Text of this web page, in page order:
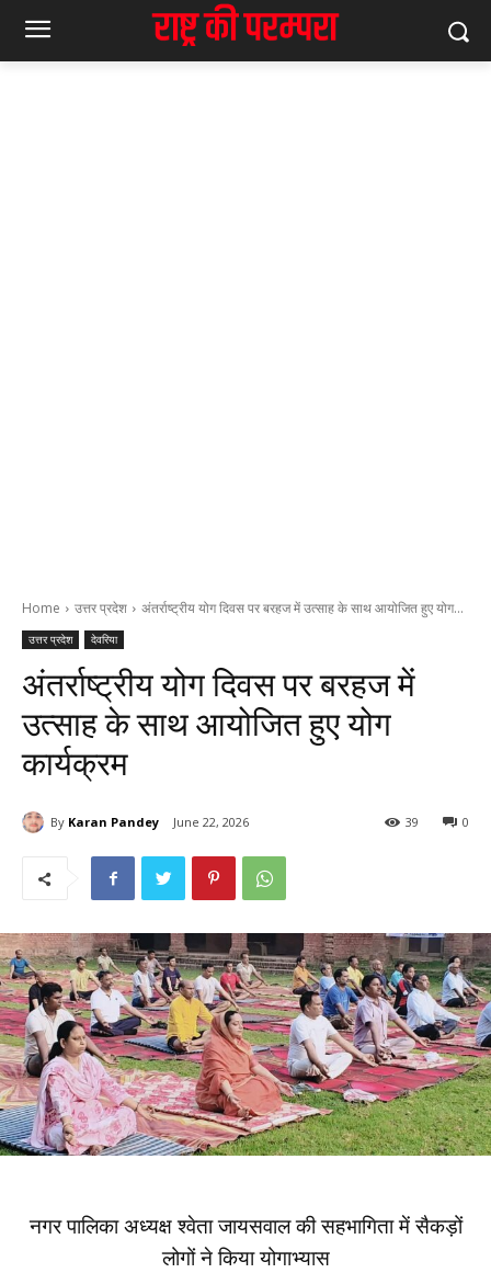
Home उत्तर प्रदेश अंतर्राष्ट्रीय योग दिवस पर बरहज में उत्साह के साथ आयोजित हुए योग...
उत्तर प्रदेश देवरिया
अंतर्राष्ट्रीय योग दिवस पर बरहज में
उत्साह के साथ आयोजित हुए योग
कार्यक्रम
By Karan Pandey June 22, 2026 0
39
नगर पालिका अध्यक्ष श्वेता जायसवाल की सहभागिता में सैकड़ों
लोगों ने किया योगाभ्यास